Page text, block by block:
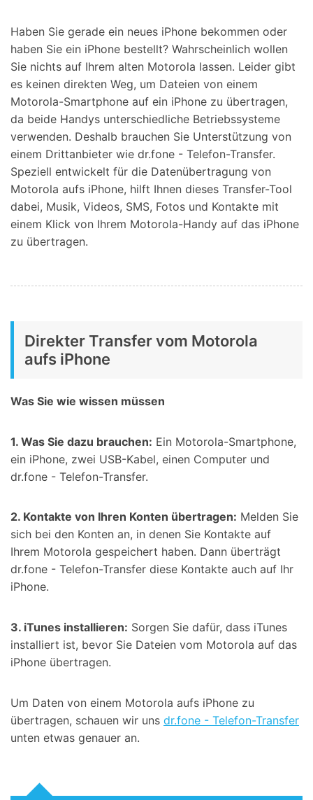
Haben Sie gerade ein neues iPhone bekommen oder
haben Sie ein iPhone bestellt? Wahrscheinlich wollen
Sie nichts auf Ihrem alten Motorola lassen. Leider gibt
es keinen direkten Weg, um Dateien von einem
Motorola-Smartphone auf ein iPhone zu übertragen,
da beide Handys unterschiedliche Betriebssysteme
verwenden. Deshalb brauchen Sie Unterstützung von
einem Drittanbieter wie dr.fone - Telefon-Transfer.
Speziell entwickelt für die Datenübertragung von
Motorola aufs iPhone, hilft Ihnen dieses Transfer-Tool
dabei, Musik, Videos, SMS, Fotos und Kontakte mit
einem Klick von Ihrem Motorola-Handy auf das iPhone
zu übertragen.
Direkter Transfer vom Motorola
aufs iPhone
Was Sie wie wissen müssen
1. Was Sie dazu brauchen: Ein Motorola-Smartphone,
ein iPhone, zwei USB-Kabel, einen Computer und
dr.fone - Telefon-Transfer.
2. Kontakte von Ihren Konten übertragen: Melden Sie
sich bei den Konten an, in denen Sie Kontakte auf
Ihrem Motorola gespeichert haben. Dann überträgt
dr.fone - Telefon-Transfer diese Kontakte auch auf Ihr
iPhone.
3. iTunes installieren: Sorgen Sie dafür, dass iTunes
installiert ist, bevor Sie Dateien vom Motorola auf das
iPhone übertragen.
Um Daten von einem Motorola aufs iPhone zu
übertragen, schauen wir uns dr.fone - Telefon-Transfer
unten etwas genauer an.